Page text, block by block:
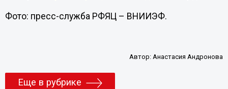
Фото: пресс-служба РФЯЦ – ВНИИЭФ.
Автор: Анастасия Андронова
Еще в рубрике